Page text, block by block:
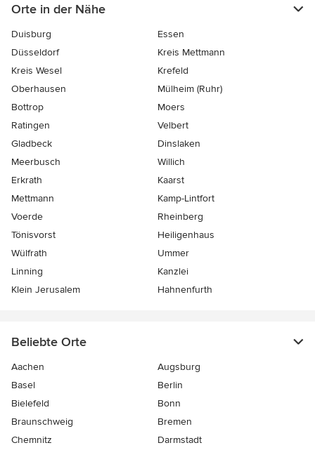
Orte in der Nähe
Duisburg
Essen
Düsseldorf
Kreis Mettmann
Kreis Wesel
Krefeld
Oberhausen
Mülheim (Ruhr)
Bottrop
Moers
Ratingen
Velbert
Gladbeck
Dinslaken
Meerbusch
Willich
Erkrath
Kaarst
Mettmann
Kamp-Lintfort
Voerde
Rheinberg
Tönisvorst
Heiligenhaus
Wülfrath
Ummer
Linning
Kanzlei
Klein Jerusalem
Hahnenfurth
Beliebte Orte
Aachen
Augsburg
Basel
Berlin
Bielefeld
Bonn
Braunschweig
Bremen
Chemnitz
Darmstadt